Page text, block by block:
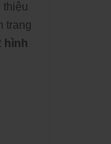
thiệu
trang
hình